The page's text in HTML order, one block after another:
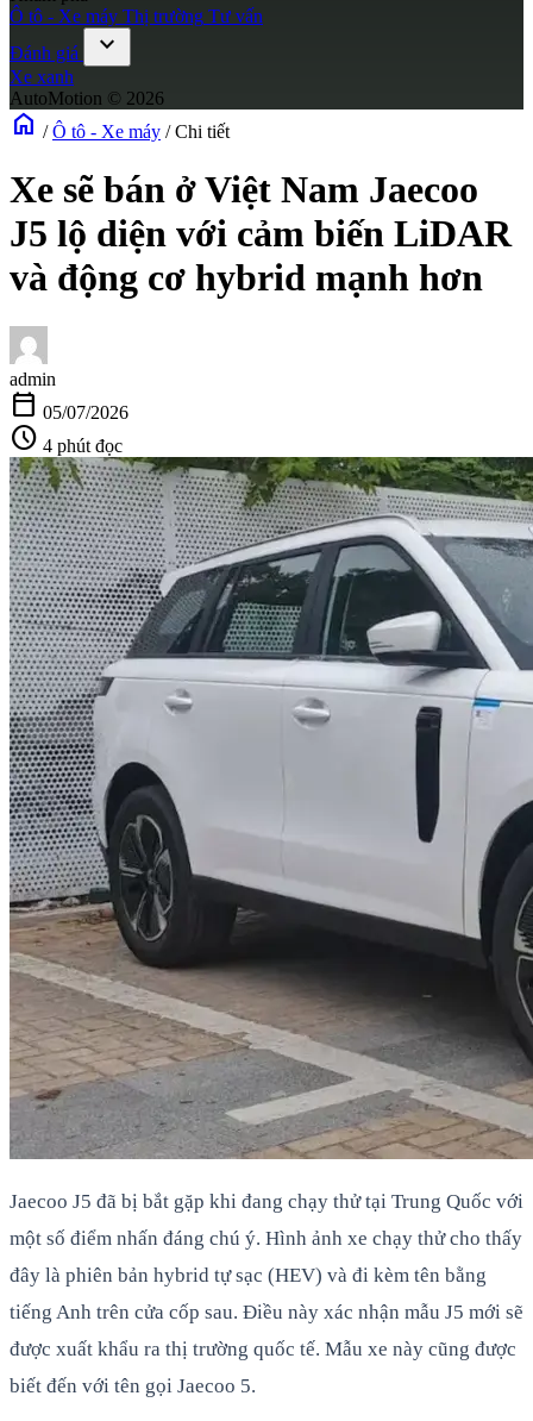
Ô tô - Xe máy Thị trường Tư vấn
Đánh giá
expand_more
Xe xanh
AutoMotion © 2026
home / Ô tô - Xe máy / Chi tiết
Xe sẽ bán ở Việt Nam Jaecoo
J5 lộ diện với cảm biến LiDAR
và động cơ hybrid mạnh hơn
admin
calendar_today 05/07/2026
schedule 4 phút đọc
Jaecoo J5 đã bị bắt gặp khi đang chạy thử tại Trung Quốc với
một số điểm nhấn đáng chú ý. Hình ảnh xe chạy thử cho thấy
đây là phiên bản hybrid tự sạc (HEV) và đi kèm tên bằng
tiếng Anh trên cửa cốp sau. Điều này xác nhận mẫu J5 mới sẽ
được xuất khẩu ra thị trường quốc tế. Mẫu xe này cũng được
biết đến với tên gọi Jaecoo 5.